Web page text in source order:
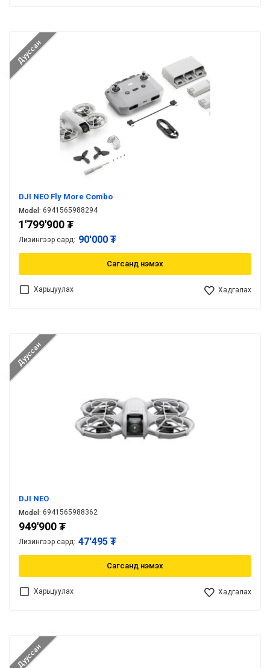
Дууссан
DJI NEO Fly More Combo
Model: 6941565988294
1'799'900₮
Лизингээр сард: 90'000 ₮
Сагсанд нэмэх
Харьцуулах Хадгалах
Дууссан
DJI NEO
Model: 6941565988362
949'900₮
Лизингээр сард: 47'495 ₮
Сагсанд нэмэх
Харьцуулах Хадгалах
Дууссан